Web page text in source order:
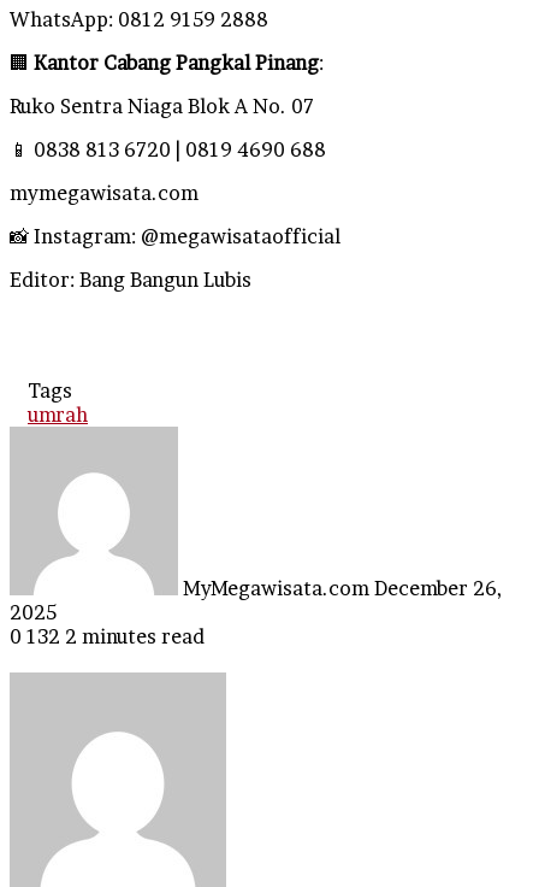
WhatsApp: 0812 9159 2888
🏢 Kantor Cabang Pangkal Pinang:
Ruko Sentra Niaga Blok A No. 07
📱 0838 813 6720 | 0819 4690 688
mymegawisata.com
📸 Instagram: @megawisataofficial
Editor: Bang Bangun Lubis
Tags
umrah
MyMegawisata.com December 26,
2025
0 132 2 minutes read